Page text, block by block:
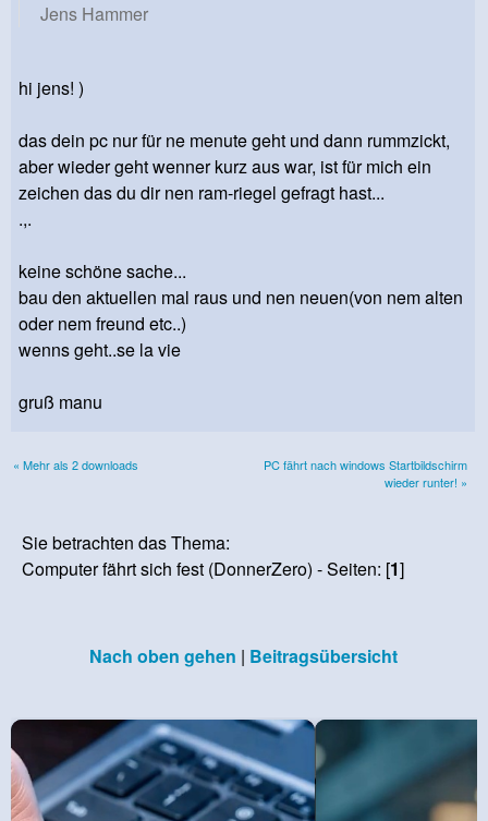
Jens Hammer
hi jens! )
das dein pc nur für ne menute geht und dann rummzickt,
aber wieder geht wenner kurz aus war, ist für mich ein
zeichen das du dir nen ram-riegel gefragt hast...
.,.
keine schöne sache...
bau den aktuellen mal raus und nen neuen(von nem alten
oder nem freund etc..)
wenns geht..se la vie
gruß manu
« Mehr als 2 downloads
PC fährt nach windows Startbildschirm
wieder runter! »
Sie betrachten das Thema:
Computer fährt sich fest (DonnerZero) - Seiten: [1]
Nach oben gehen | Beitragsübersicht